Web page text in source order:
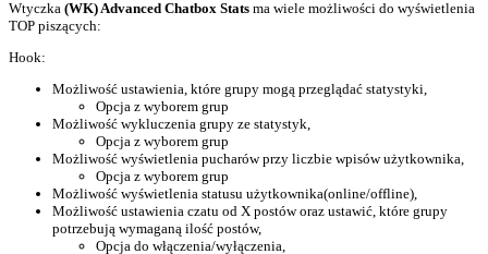
Wtyczka (WK) Advanced Chatbox Stats ma wiele możliwości do wyświetlenia
TOP piszących:
Hook:
Możliwość ustawienia, które grupy mogą przeglądać statystyki,
Opcja z wyborem grup
Możliwość wykluczenia grupy ze statystyk,
Opcja z wyborem grup
Możliwość wyświetlenia pucharów przy liczbie wpisów użytkownika,
Opcja z wyborem grup
Możliwość wyświetlenia statusu użytkownika(online/offline),
Możliwość ustawienia czatu od X postów oraz ustawić, które grupy
potrzebują wymaganą ilość postów,
Opcja do włączenia/wyłączenia,